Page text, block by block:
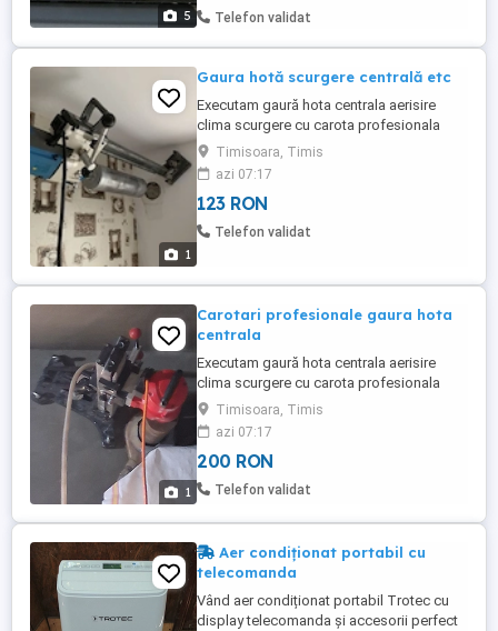
5 Telefon validat
1
Gaura hotă scurgere centrală etc
Executam gaură hota centrala aerisire
clima scurgere cu carota profesionala
fără praf mizerie vibrații de la 50-800mm
ne deplasăm și la sat Timiș Caraș Severin
Arad Tel WhatsApp 24h
Timisoara, Timis
azi 07:17
123 RON
Telefon validat
1
Carotari profesionale gaura hota
centrala
Executam gaură hota centrala aerisire
clima scurgere cu carota profesionala
fără praf mizerie vibrații de la 50-800mm
ne deplasăm și la sat Timiș Caraș Severin
Arad Tel WhatsApp 24h
Timisoara, Timis
azi 07:17
200 RON
Telefon validat
Aer condiționat portabil cu
telecomanda
Vând aer condiționat portabil Trotec cu
display telecomanda și accesorii perfect